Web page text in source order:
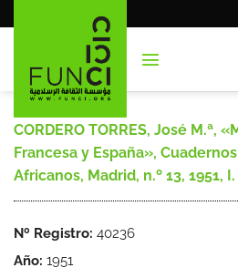
al
CORDERO TORRES, José M.ª,
Francesa y España»,
Africanos, Madrid, n.º 13, 1951,
Nº Registro: 40236
Año: 1951